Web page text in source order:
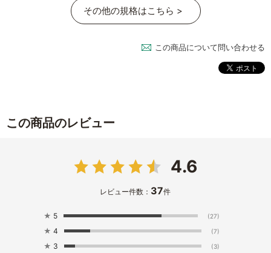
その他の規格はこちら >
この商品について問い合わせる
この商品のレビュー
4.6
レビュー件数： 37件
★ 5 (27)
★ 4 (7)
★ 3 (3)